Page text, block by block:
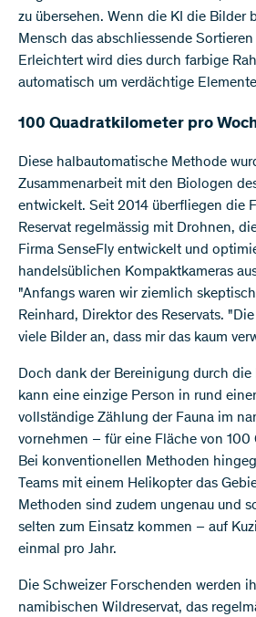
zu übersehen. Wenn die KI die Bilder
Mensch das abschliessende
Erleichtert wird dies durch farbige
automatisch um verdächtige
100 Quadratkilometer pro
Diese halbautomatische Methode
Zusammenarbeit mit den Biologen
entwickelt. Seit 2014 überfliegen die
Reservat regelmässig mit Drohnen,
Firma SenseFly entwickelt und
handelsüblichen Kompaktkameras
"Anfangs waren wir ziemlich
Reinhard, Direktor des Reservats.
viele Bilder an, dass mir das kaum
Doch dank der Bereinigung durch
kann eine einzige Person in rund
vollständige Zählung der Fauna im
vornehmen – für eine Fläche von 100
Bei konventionellen Methoden
Teams mit einem Helikopter das
Methoden sind zudem ungenau und
selten zum Einsatz kommen – auf
einmal pro Jahr.
Die Schweizer Forschenden werden
namibischen Wildreservat, das